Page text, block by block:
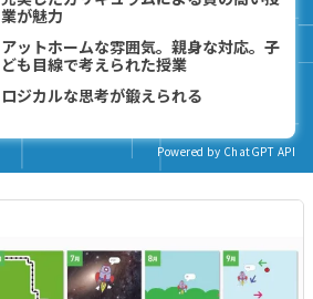
業が魅力
アットホームな雰囲気。親身な対応。子
ども目線で考えられた授業
ロジカルな思考が鍛えられる
Powered by ChatGPT API